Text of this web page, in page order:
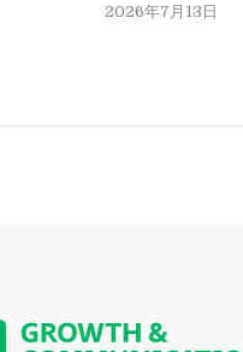
2026年7月13日